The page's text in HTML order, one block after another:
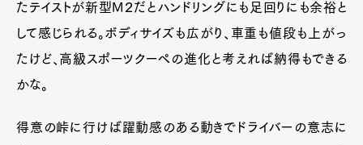
たテイストが新型M２だとハンドリングにも足回りにも余裕と
して感じられる。ボディサイズも広がり、車重も値段も上がっ
たけど、高級スポーツクーペの進化と考えれば納得もできる
かな。
得意の峠に行けば躍動感のある動きでドライバーの意志に